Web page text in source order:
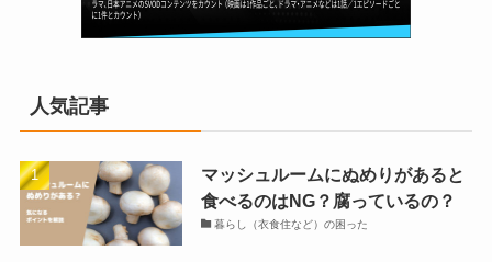
人気記事
マッシュルームにぬめりがあると
食べるのはNG？腐っているの？
暮らし（衣食住など）の困った